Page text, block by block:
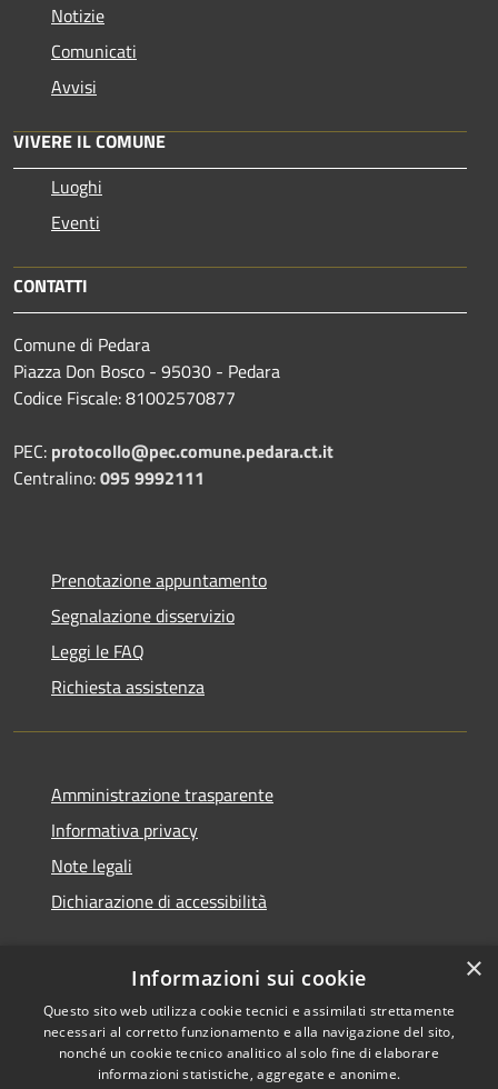
Notizie
Comunicati
Avvisi
VIVERE IL COMUNE
Luoghi
Eventi
CONTATTI
Comune di Pedara
Piazza Don Bosco - 95030 - Pedara
Codice Fiscale: 81002570877
PEC: protocollo@pec.comune.pedara.ct.it
Centralino:095 9992111
Prenotazione appuntamento
Segnalazione disservizio
Leggi le FAQ
Richiesta assistenza
Amministrazione trasparente
Informativa privacy
Note legali
Dichiarazione di accessibilità
RSS
Accessibilità
Privacy
Copyright © 2026 • Comune di
Pedara • Powered by
Municipium•Accesso
×
Informazioni sui cookie
Questo sito web utilizza cookie tecnici e assimilati strettamente
necessari al corretto funzionamento e alla navigazione del sito,
nonché un cookie tecnico analitico al solo fine di elaborare
informazioni statistiche, aggregate e anonime.